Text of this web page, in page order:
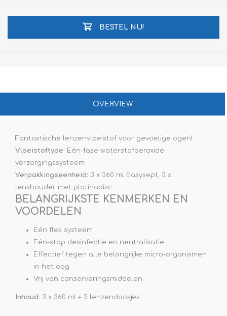
BESTEL NU!
OVERVIEW
Fantastische lenzenvloeistof voor gevoelige ogen!
Vloeistoftype: Eén-fase waterstofperoxide
verzorgingssysteem
Verpakkingseenheid: 3 x 360 ml Easysept, 3 x
lenshouder met platinadisc
BELANGRIJKSTE KENMERKEN EN
VOORDELEN
Eén fles systeem
Eén-stap desinfectie en neutralisatie
Effectief tegen alle belangrijke micro-organismen
in het oog
Vrij van conserveringsmiddelen
Inhoud: 3 x 360 ml + 3 lenzendoosjes